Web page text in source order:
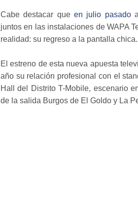
Cabe destacar que en julio pasado
juntos en las instalaciones de WAPA
realidad: su regreso a la pantalla chica.
El estreno de esta nueva apuesta
año su relación profesional con el
Hall del Distrito T-Mobile, escenario
de la salida Burgos de El Goldo y La